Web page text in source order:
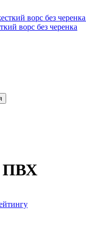
ворс без черенка
ПВХ